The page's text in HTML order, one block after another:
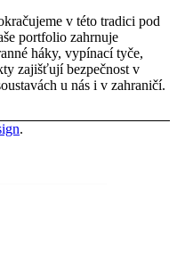
v této tradici pod
portfolio zahrnuje
háky, vypínací tyče,
zajišťují bezpečnost v
u nás i v zahraničí.
.